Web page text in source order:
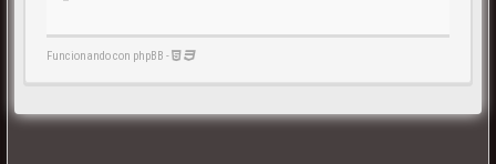
Funcionando con phpBB -